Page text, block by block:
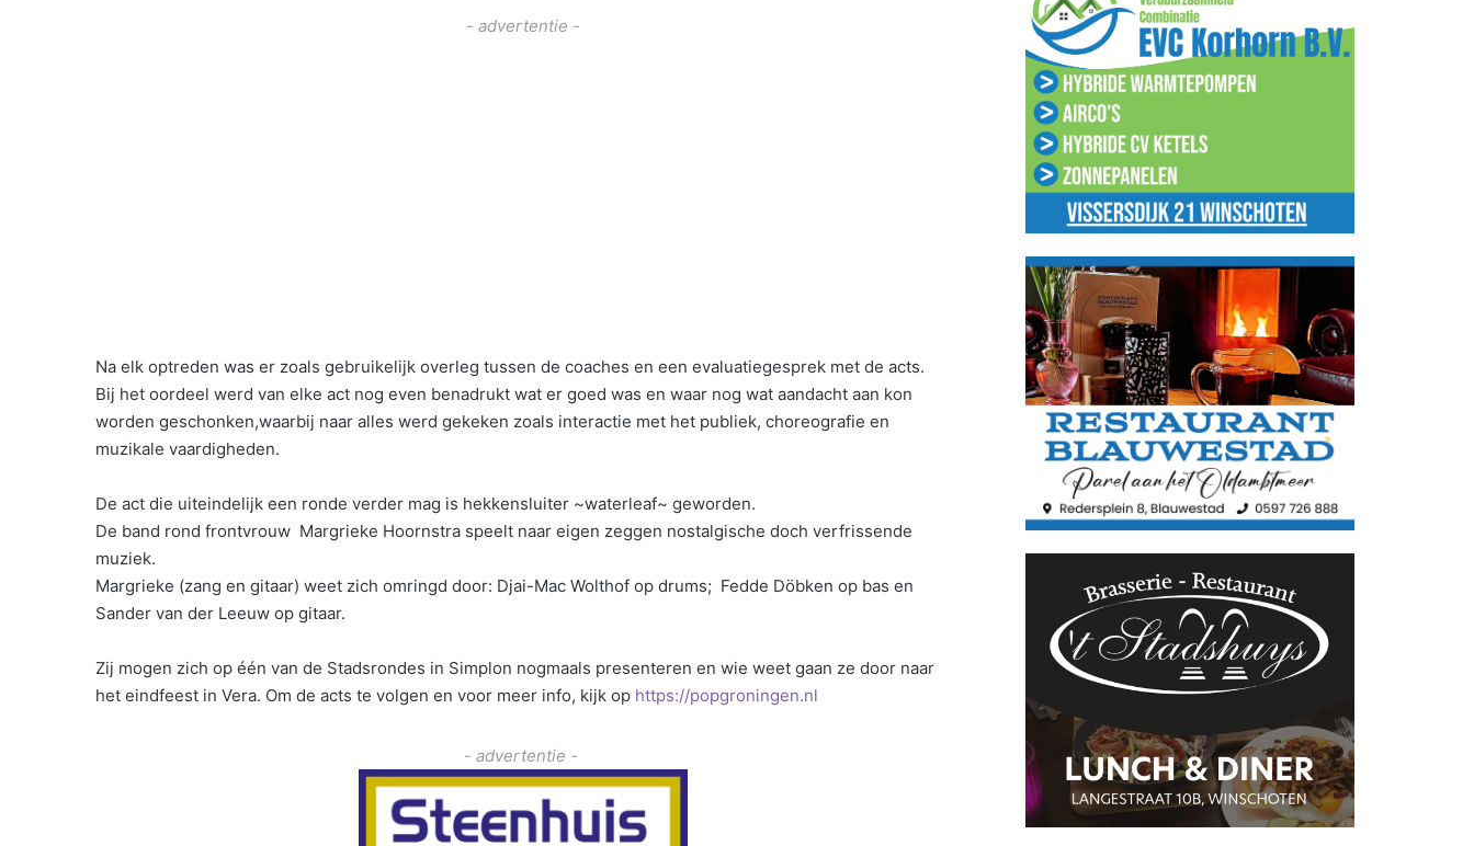
- advertentie -
Na elk optreden was er zoals gebruikelijk overleg tussen de coaches en een evaluatiegesprek met de acts.
Bij het oordeel werd van elke act nog even benadrukt wat er goed was en waar nog wat aandacht aan kon
worden geschonken,waarbij naar alles werd gekeken zoals interactie met het publiek, choreografie en
muzikale vaardigheden.
De act die uiteindelijk een ronde verder mag is hekkensluiter ~waterleaf~ geworden.
De band rond frontvrouw Margrieke Hoornstra speelt naar eigen zeggen nostalgische doch verfrissende
muziek.
Margrieke (zang en gitaar) weet zich omringd door: Djai-Mac Wolthof op drums; Fedde Döbken op bas en
Sander van der Leeuw op gitaar.
Zij mogen zich op één van de Stadsrondes in Simplon nogmaals presenteren en wie weet gaan ze door naar
het eindfeest in Vera. Om de acts te volgen en voor meer info, kijk op https://popgroningen.nl
- advertentie -